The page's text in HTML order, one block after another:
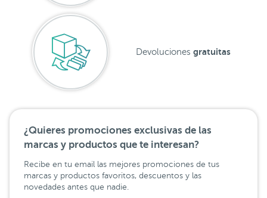
Devoluciones gratuitas
¿Quieres promociones exclusivas de las
marcas y productos que te interesan?
Recibe en tu email las mejores promociones de tus
marcas y productos favoritos, descuentos y las
novedades antes que nadie.